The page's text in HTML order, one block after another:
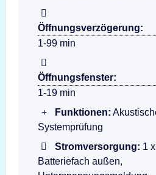
Öffnungsverzögerung:
1-99 min
Öffnungsfenster:
1-19 min
Funktionen:
Systemprüfung
Stromversorgung: 1
Batteriefach außen,